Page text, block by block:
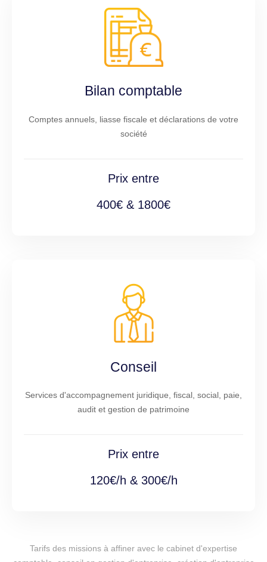
Bilan comptable
Comptes annuels, liasse fiscale et déclarations de votre
société
Prix entre
400€ & 1800€
Conseil
Services d'accompagnement juridique, fiscal, social, paie,
audit et gestion de patrimoine
Prix entre
120€/h & 300€/h
Tarifs des missions à affiner avec le cabinet d'expertise